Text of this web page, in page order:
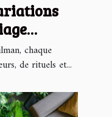
chaque
de rituels et...